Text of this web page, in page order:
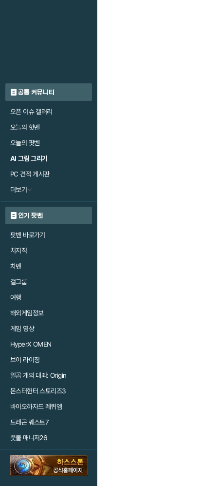
공통 커뮤니티
오픈 이슈 갤러리
오늘의 핫벤
오늘의 팟벤
AI 그림 그리기
PC 견적 게시판
더보기
인기 팟벤
팟벤 바로가기
치지직
차벤
걸그룹
여행
해외게임정보
게임 영상
HyperX OMEN
브이 라이징
일곱 개의 대죄: Origin
몬스터헌터 스토리즈3
바이오하자드 레퀴엠
드래곤 퀘스트7
풋볼 매니저26